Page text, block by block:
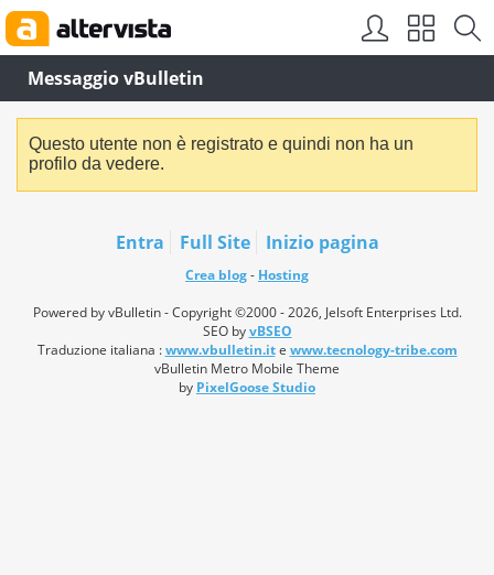
Messaggio vBulletin
Questo utente non è registrato e quindi non ha un
profilo da vedere.
Entra Full Site Inizio pagina
Crea blog- Hosting
Powered by vBulletin - Copyright ©2000 - 2026, Jelsoft Enterprises Ltd.
SEO byvBSEO
Traduzione italiana :www.vbulletin.ite www.tecnology-tribe.com
vBulletin Metro Mobile Theme
by PixelGoose Studio